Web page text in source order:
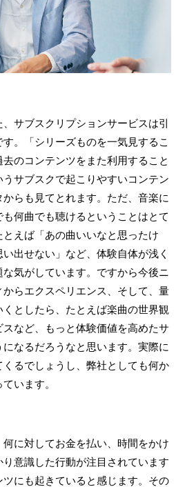
サブスクリプションサービスは引
。「シリーズものを一気見するこ
のコンテンツをまた利用すること
サブスクで起こりやすいコンテン
らも見てとれます。ただ、音楽に
何曲でも聴けるということはとて
えば「あの曲いいなと思ったけ
出せない」など、体験自体が浅く
気がしています。ですから今後ニ
らエクスペリエンス、そして、量
としたら、たとえば楽曲の世界観
など、もっと体験価値を高めたサ
なるだろうなと思います。実際に
るでしょうし、弊社としても何か
います。
に対してお金を払い、時間をかけ
意識した行動が注目されています
にも起きていると感じます。その